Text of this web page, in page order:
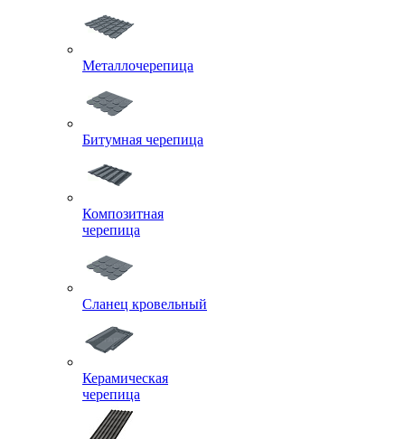
Металлочерепица
Битумная черепица
Композитная
черепица
Сланец кровельный
Керамическая
черепица